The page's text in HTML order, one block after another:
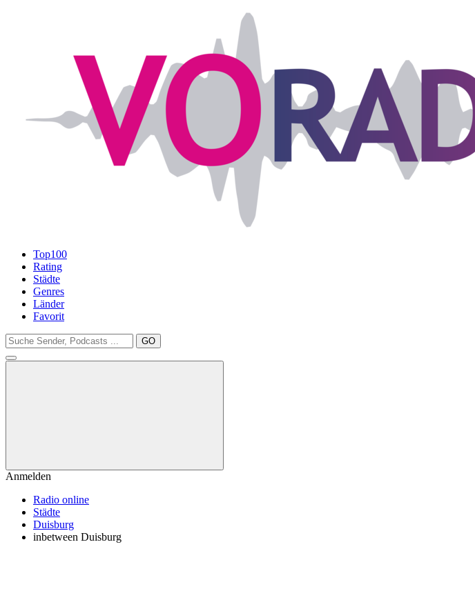
Top100
Rating
Städte
Genres
Länder
Favorit
GO
Anmelden
Radio online
Städte
Duisburg
inbetween Duisburg